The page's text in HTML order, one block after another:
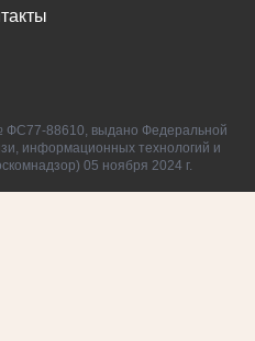
88610, выдано Федеральной
информационных технологий и
05 ноября 2024 г.